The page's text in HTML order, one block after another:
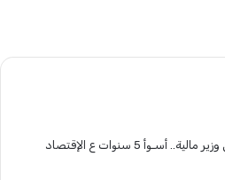
5 سـنوات وجيريل وزير مالية.. أسـوأ 5 سنوات ع الإقتصاد